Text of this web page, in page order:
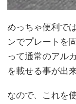
めっちゃ便利で
ンでプレートを
って通常のアル
を載せる事が出
なので、これを